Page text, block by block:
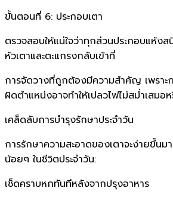
ขั้นตอนที่ 6: ประกอบเตา
ตรวจสอบให้แน่ใจว่าทุกส่วนประกอบแห้งส
หัวเตาและตะแกรงกลับเข้าที่
การจัดวางที่ถูกต้องมีความสำคัญ เพราะ
ผิดตำแหน่งอาจทำให้เปลวไฟไม่สม่ำเสมอ
เคล็ดลับการบำรุงรักษาประจำวัน
การรักษาความสะอาดของเตาจะง่ายขึ้น
น้อยๆ ในชีวิตประจำวัน:
เช็ดคราบหกทันทีหลังจากปรุงอาหาร